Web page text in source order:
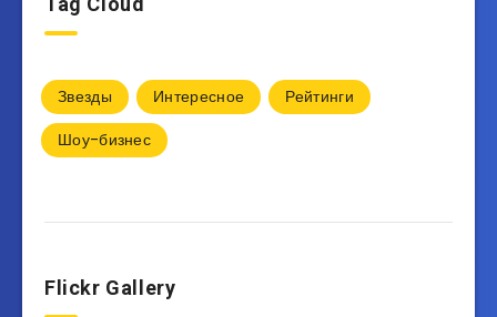
Звезды Интересное
Рейтинги
Шоу-бизнес
Flickr Gallery